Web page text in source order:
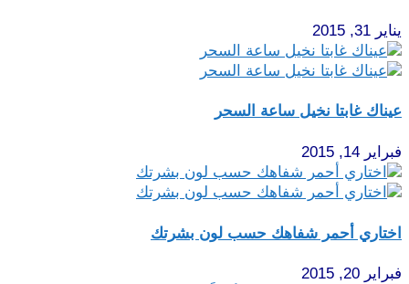
يناير 31, 2015
عيناك غابتا نخيل ساعة السحر
فبراير 14, 2015
اختاري أحمر شفاهك حسب لون بشرتك
فبراير 20, 2015